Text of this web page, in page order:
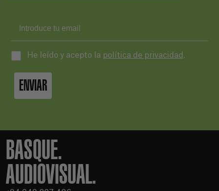
He leído y acepto la política de privacidad .
ENVIAR
BASQUE.
AUDIOVISUAL.